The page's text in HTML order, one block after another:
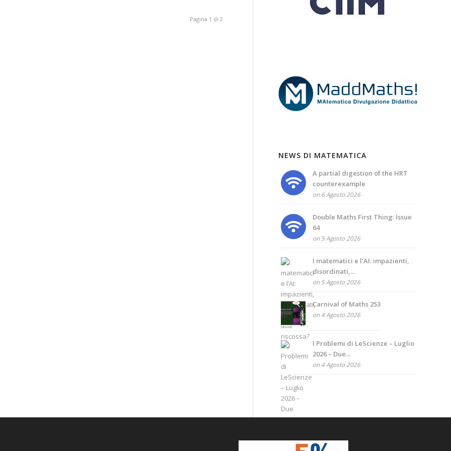
Pagina 1 di 2
NEWS DI MATEMATICA
A partial digestion of the HRT
counterexample
on 6 Agosto 2026
Double Maths First Thing: Issue
64
on 5 Agosto 2026
I matematici e l’AI: impazienti,
disordinati,...
on 5 Agosto 2026
Carnival of Maths 253
on 4 Agosto 2026
I Problemi di LeScienze – Luglio
2026 – Due...
on 4 Agosto 2026